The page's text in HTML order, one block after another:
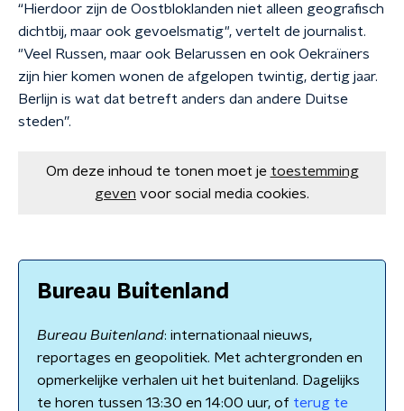
“Hierdoor zijn de Oostbloklanden niet alleen geografisch
dichtbij, maar ook gevoelsmatig", vertelt de journalist.
"Veel Russen, maar ook Belarussen en ook Oekraïners
zijn hier komen wonen de afgelopen twintig, dertig jaar.
Berlijn is wat dat betreft anders dan andere Duitse
steden”.
Om deze inhoud te tonen moet je toestemming
geven voor social media cookies.
Bureau Buitenland
Bureau Buitenland: internationaal nieuws,
reportages en geopolitiek. Met achtergronden en
opmerkelijke verhalen uit het buitenland. Dagelijks
te horen tussen 13:30 en 14:00 uur, of terug te